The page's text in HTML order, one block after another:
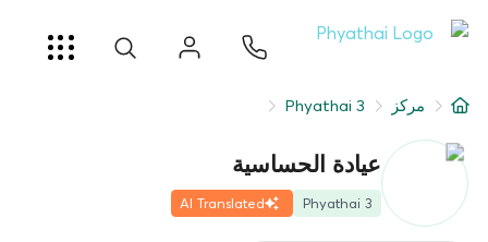
عن
مركز Phyathai 3
عيادة الحساسية
Phyathai 3
AI Translated